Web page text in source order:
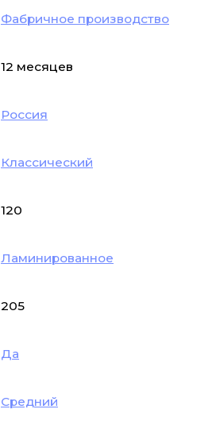
Фабричное производство
12 месяцев
Россия
Классический
120
Ламинированное
205
Да
Средний